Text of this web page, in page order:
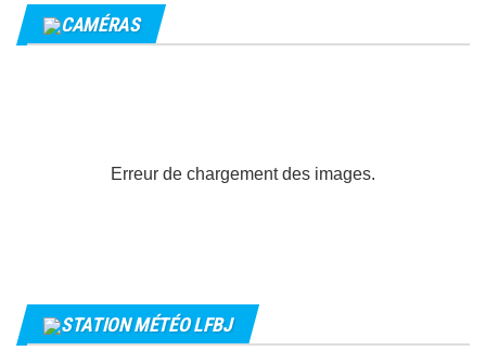
CAMÉRAS
Erreur de chargement des images.
STATION MÉTÉO LFBJ